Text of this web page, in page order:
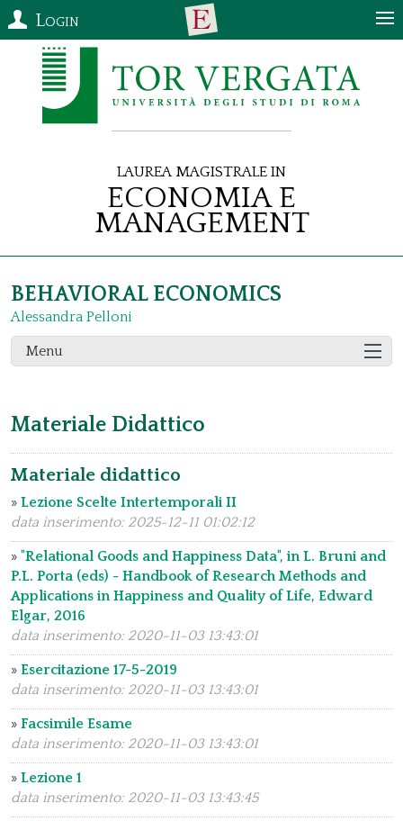
Login
Laurea Magistrale in
Economia e
Management
BEHAVIORAL ECONOMICS
Alessandra Pelloni
Menu
Materiale Didattico
Materiale didattico
» Lezione Scelte Intertemporali II
data inserimento: 2025-12-11 01:02:12
» "Relational Goods and Happiness Data", in L. Bruni and
P.L. Porta (eds) - Handbook of Research Methods and
Applications in Happiness and Quality of Life, Edward
Elgar, 2016
data inserimento: 2020-11-03 13:43:01
» Esercitazione 17-5-2019
data inserimento: 2020-11-03 13:43:01
» Facsimile Esame
data inserimento: 2020-11-03 13:43:01
» Lezione 1
data inserimento: 2020-11-03 13:43:45